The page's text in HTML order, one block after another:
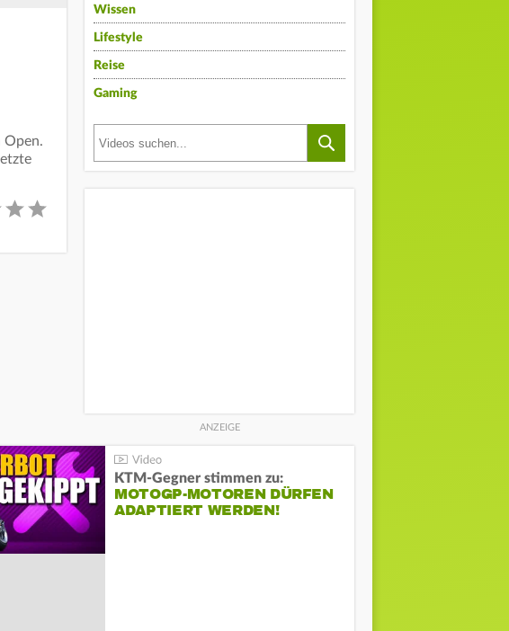
Open.
Wissen
Lifestyle
Reise
Gaming
KTM-Gegner stimmen zu:
MOTOGP-MOTOREN DÜRFEN
ADAPTIERT WERDEN!